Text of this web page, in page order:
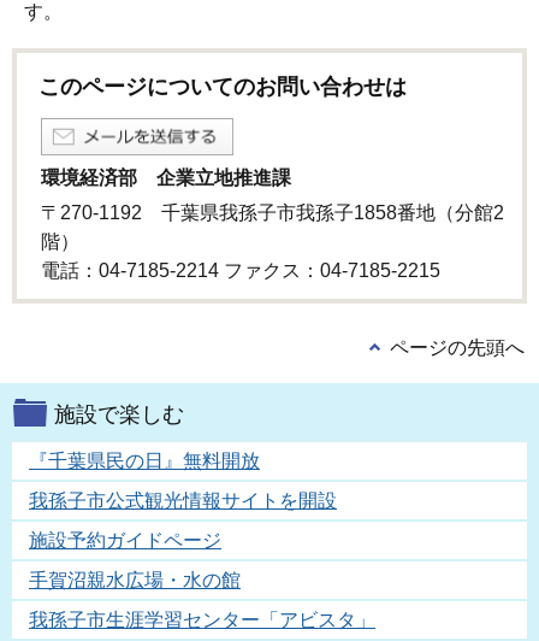
す。
このページについてのお問い合わせは
環境経済部 企業立地推進課
〒270-1192 千葉県我孫子市我孫子1858番地（分館2
階）
電話：04-7185-2214 ファクス：04-7185-2215
ページの先頭へ
施設で楽しむ
『千葉県民の日』無料開放
我孫子市公式観光情報サイトを開設
施設予約ガイドページ
手賀沼親水広場・水の館
我孫子市生涯学習センター「アビスタ」